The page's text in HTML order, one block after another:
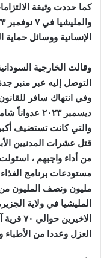
كما حددت وثيقة
الإنسانية ووسائل حماية
وقالت الخارجية
التوصل إليه عبر منبر
ديسمبر ٢٠٢٣
والتي كانت تستضيف
قتل عشرات المدنيين
من أداء واجبهم ، استولت
مستودعات برنامج
مليون ونصف المليون من
المليشيا في ولاية
العزل وعددا من الأطباء